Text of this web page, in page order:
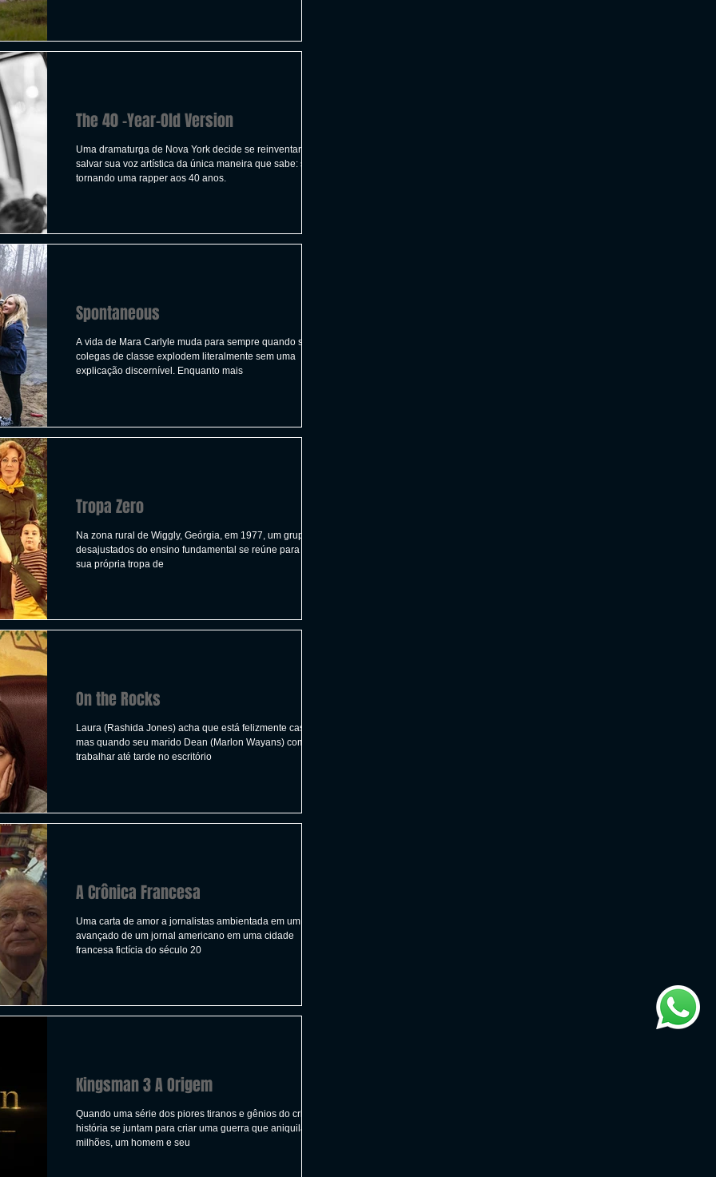
CONSTRUÇÃO
FILMES
The 40 -Year-Old Version
Uma dramaturga de Nova York decide se reinventar, e
salvar sua voz artística da única maneira que sabe: se
tornando uma rapper aos 40 anos.
Spontaneous
A vida de Mara Carlyle muda para sempre quando seus
colegas de classe explodem literalmente sem uma
explicação discernível. Enquanto mais
Tropa Zero
Na zona rural de Wiggly, Geórgia, em 1977, um grupo de
desajustados do ensino fundamental se reúne para formar
sua própria tropa de
On the Rocks
Laura (Rashida Jones) acha que está felizmente casada,
mas quando seu marido Dean (Marlon Wayans) começa a
trabalhar até tarde no escritório
A Crônica Francesa
Uma carta de amor a jornalistas ambientada em um posto
avançado de um jornal americano em uma cidade
francesa fictícia do século 20
Kingsman 3 A Origem
Quando uma série dos piores tiranos e gênios do crime da
história se juntam para criar uma guerra que aniquilará
milhões, um homem e seu